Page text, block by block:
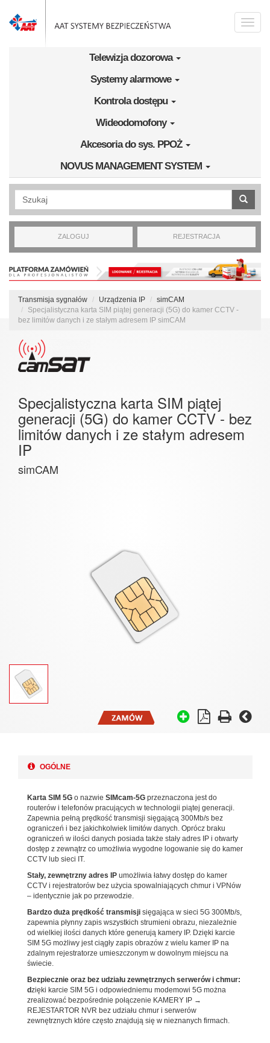
Toggle
Telewizja dozorowa
Systemy alarmowe
Kontrola dostępu
Wideodomofony
Akcesoria do sys. PPOŻ
NOVUS MANAGEMENT SYSTEM
Wyszukiwanie pełnotekstowe
ZALOGUJ REJESTRACJA
Transmisja sygnałów Urządzenia IP
simCAM
Specjalistyczna karta SIM piątej generacji (5G) do kamer CCTV -
bez limitów danych i ze stałym adresem IP simCAM
Specjalistyczna karta SIM piątej
generacji (5G) do kamer CCTV - bez
limitów danych i ze stałym adresem
IP
simCAM
OGÓLNE
Karta SIM 5G o nazwie SIMcam-5G przeznaczona jest do
routerów i telefonów pracujących w technologii piątej generacji.
Zapewnia pełną prędkość transmisji sięgającą 300Mb/s bez
ograniczeń i bez jakichkolwiek limitów danych. Oprócz braku
ograniczeń w ilości danych posiada także stały adres IP i otwarty
dostęp z zewnątrz co umożliwia wygodne logowanie się do kamer
CCTV lub sieci IT.
Stały, zewnętrzny adres IP umożliwia łatwy dostęp do kamer
CCTV i rejestratorów bez użycia spowalniających chmur i VPNów
– identycznie jak po przewodzie.
Bardzo duża prędkość transmisji sięgająca w sieci 5G 300Mb/s,
zapewnia płynny zapis wszystkich strumieni obrazu, niezależnie
od wielkiej ilości danych które generują kamery IP. Dzięki karcie
SIM 5G możliwy jest ciągły zapis obrazów z wielu kamer IP na
zdalnym rejestratorze umieszczonym w dowolnym miejscu na
świecie.
Bezpiecznie oraz bez udziału zewnętrznych serwerów i chmur:
dzięki karcie SIM 5G i odpowiedniemu modemowi 5G można
zrealizować bezpośrednie połączenie KAMERY IP →
REJESTARTOR NVR bez udziału chmur i serwerów
zewnętrznych które często znajdują się w nieznanych firmach.